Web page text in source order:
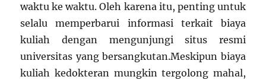
waktu ke waktu. Oleh karena itu, penting untuk
selalu memperbarui informasi terkait biaya
kuliah dengan mengunjungi situs resmi
universitas yang bersangkutan.Meskipun biaya
kuliah kedokteran mungkin tergolong mahal,